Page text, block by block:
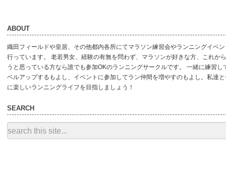
ABOUT
織田フィールドや皇居、その他都内各所にてマラソン練習会やランニングイベ
行っています。 老若男女、経験の有無を問わず、マラソンが好きな方、これか
うと思っている方なら誰でも参加OKのランニングサークルです。 一緒に練習し
ベルアップするもよし、イベントに参加してラン仲間を増やすのもよし。私達
に楽しいランニングライフを目指しましょう！
SEARCH